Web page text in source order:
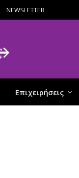
NEWSLETTER
Επιχειρήσεις